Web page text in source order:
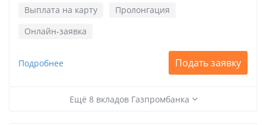
Выплата на карту
Пролонгация
Онлайн-заявка
Подробнее Подать заявку
Ещё 8 вкладов Газпромбанка